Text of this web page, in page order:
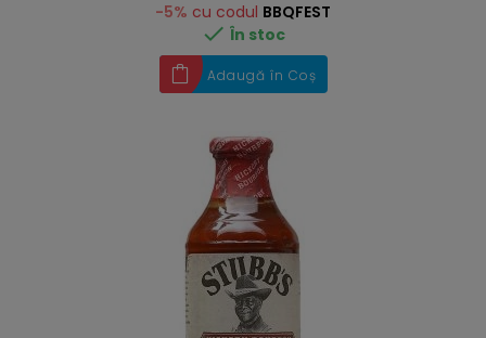
-5% cu codul BBQFEST
 În stoc
Adaugă în Coș